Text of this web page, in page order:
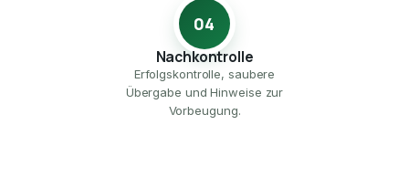
04
Nachkontrolle
Erfolgskontrolle, saubere
Übergabe und Hinweise zur
Vorbeugung.